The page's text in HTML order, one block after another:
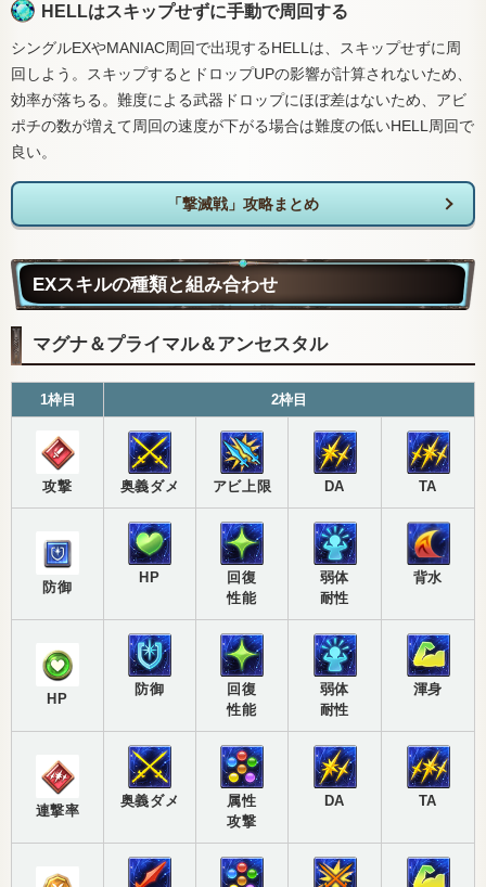
HELLはスキップせずに手動で周回する
シングルEXやMANIAC周回で出現するHELLは、スキップせずに周
回しよう。スキップするとドロップUPの影響が計算されないため、
効率が落ちる。難度による武器ドロップにほぼ差はないため、アビ
ポチの数が増えて周回の速度が下がる場合は難度の低いHELL周回で
良い。
「撃滅戦」攻略まとめ
EXスキルの種類と組み合わせ
マグナ＆プライマル＆アンセスタル
1枠目 2枠目
攻撃 奥義ダメ アビ上限 DA TA
防御
HP
回復
性能
弱体
耐性
背水
HP
防御
回復
性能
弱体
耐性
渾身
連撃率
奥義ダメ
属性
攻撃
DA TA